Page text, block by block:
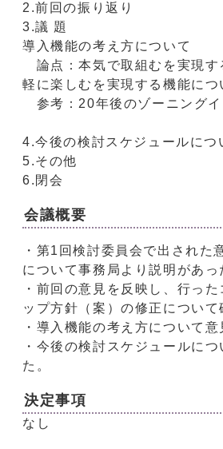
2.前回の振り返り
3.議 題
導入機能の考え方について
論点：本気で取組むを実現す
軽に楽しむを実現する機能につ
参考：20年後のゾーニングイ
4.今後の検討スケジュールにつ
5.その他
6.閉会
会議概要
・第1回検討委員会で出された
について事務局より説明があっ
・前回の意見を反映し、行っ
ップ方針（案）の修正について
・導入機能の考え方について意
・今後の検討スケジュールに
た。
決定事項
なし